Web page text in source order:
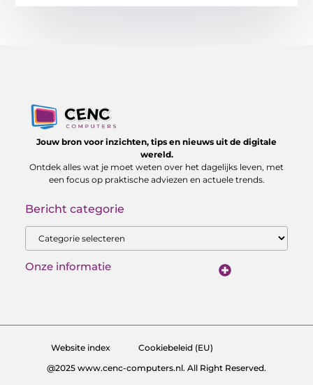
Jouw bron voor inzichten, tips en nieuws uit de digitale
wereld.
Ontdek alles wat je moet weten over het dagelijks leven, met
een focus op praktische adviezen en actuele trends.
Bericht categorie
Onze informatie
Website index
Cookiebeleid (EU)
@2025 www.cenc-computers.nl. All Right Reserved.